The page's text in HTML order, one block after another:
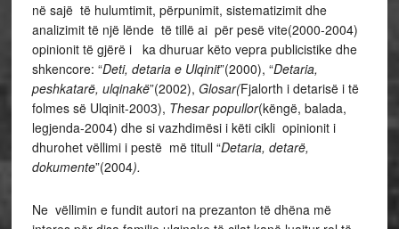
në sajë të hulumtimit, përpunimit, sistematizimit dhe
analizimit të një lënde të tillë ai për pesë vite(2000-2004)
opinionit të gjërë i ka dhuruar këto vepra publicistike dhe
shkencore: “Deti, detaria e Ulqinit”(2000), “Detaria,
peshkatarë, ulqinakë”(2002), Glosar(Fjalorth i detarisë i të
folmes së Ulqinit-2003), Thesar popullor(këngë, balada,
legjenda-2004) dhe si vazhdimësi i këti cikli opinionit i
dhurohet vëllimi i pestë më titull “Detaria, detarë,
dokumente”(2004).
Ne vëllimin e fundit autori na prezanton të dhëna më